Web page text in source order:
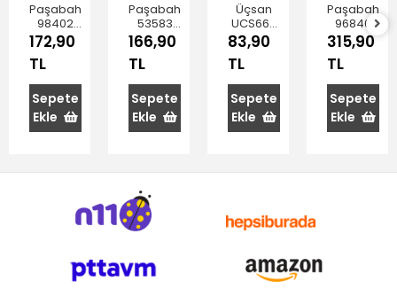
Paşabahçe
98402
Basic
Tereyağ
Saklama
Kabı
169x101
mm
172,90
TL
Sepete
Ekle
Paşabahçe
53583
Mavi
Kapaklı
Saklama
Kabı
2500 cc
166,90
TL
Sepete
Ekle
Üçsan
UCS662
Kilitli
Saklama
Kabı
450cc
12x5 Cm
83,90
TL
Sepete
Ekle
Paşabahçe
96840
Pudding
Saklama
Kabı 4'lü
315,90
TL
Sepete
Ekle